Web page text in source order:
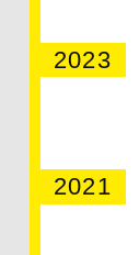
2023
2021